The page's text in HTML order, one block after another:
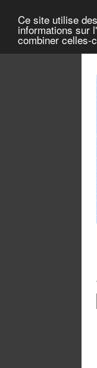
Ce site utilise
informations sur
combiner celles-